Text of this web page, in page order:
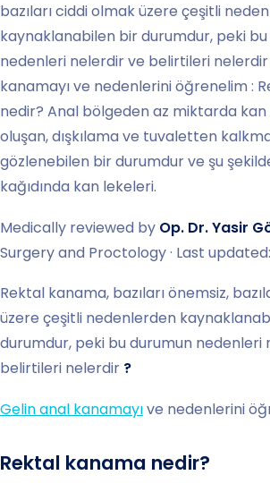
bazıları ciddi olmak üzere çeşitli
kaynaklanabilen bir durumdur, peki
nedenleri nelerdir ve belirtileri nelerdir
kanamayı ve nedenlerini öğrenelim :
nedir? Anal bölgeden az miktarda kan
oluşan, dışkılama ve tuvaletten
gözlenebilen bir durumdur ve şu
kağıdında kan lekeleri.
Medically reviewed by Op. Dr. Yasir
Surgery and Proctology · Last
Rektal kanama, bazıları önemsiz,
üzere çeşitli nedenlerden
durumdur, peki bu durumun nedenleri
belirtileri nelerdir ?
Gelin anal kanamayıve nedenlerini
Rektal kanama nedir?